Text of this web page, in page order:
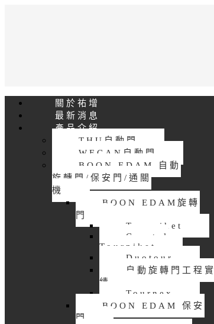
關於祐增
最新消息
產品介紹
THU自動門
WECAN自動門
BOON EDAM 自動
旋轉門/保安門/通關
機
BOON EDAM旋轉
門
Tourniket
Crystal
Tourniket
Duotour
自動旋轉門工程實
績
Tournex
BOON EDAM 保安
門